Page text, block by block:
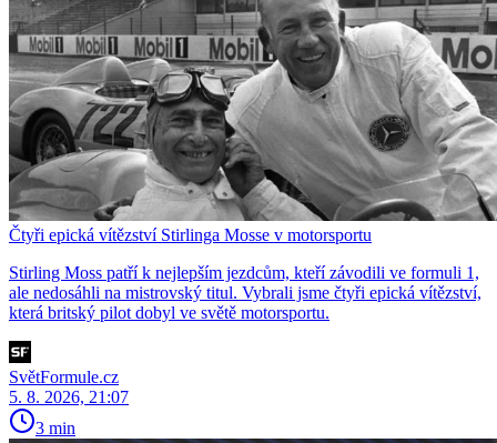
Čtyři epická vítězství Stirlinga Mosse v motorsportu
Stirling Moss patří k nejlepším jezdcům, kteří závodili ve formuli 1,
ale nedosáhli na mistrovský titul. Vybrali jsme čtyři epická vítězství,
která britský pilot dobyl ve světě motorsportu.
SvětFormule.cz
5. 8. 2026, 21:07
3 min